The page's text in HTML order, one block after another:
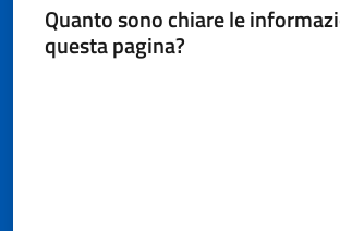
Quanto sono chiare le
questa pagina?